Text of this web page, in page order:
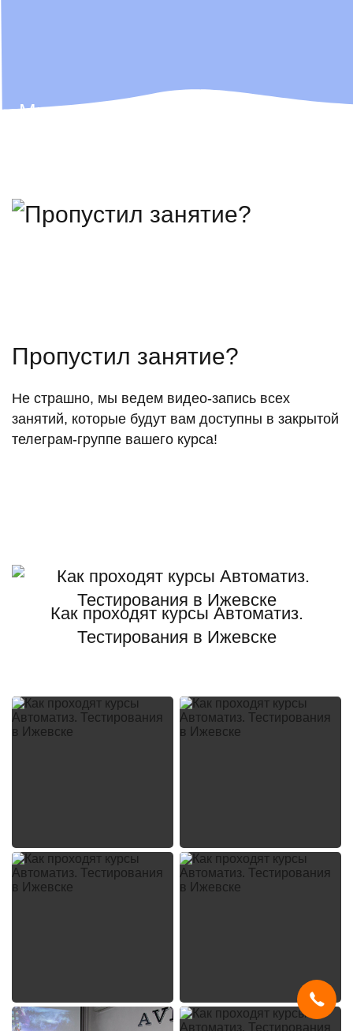
Мы не просто ІТ-школа, мы — ІТ-
Поэтому лучших выпускников
Пропустил занятие?
Не страшно, мы ведем видео-запись всех
занятий, которые будут вам доступны в закрытой
телеграм-группе вашего курса!
Как проходят курсы Автоматиз.
Тестирования в Ижевске